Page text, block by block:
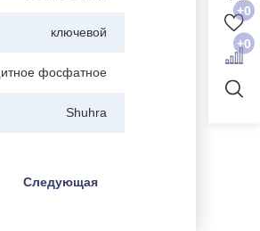
ключевой
фосфатное
Shuhra
Следующая
+0
+0